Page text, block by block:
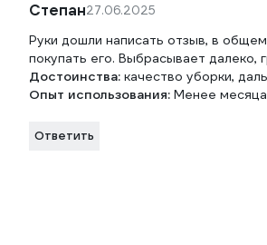
Степан27.06.2025
Руки дошли написать отзыв, в
покупать его. Выбрасывает
Достоинства: качество уборки,
Опыт использования: Менее месяца
Ответить